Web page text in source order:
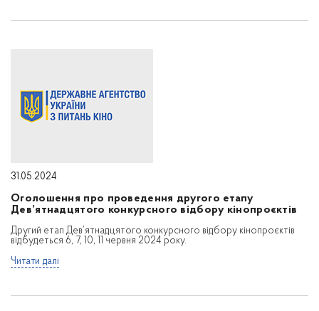
31.05.2024
Оголошення про проведення другого етапу
Дев’ятнадцятого конкурсного відбору кінопроєктів
Другий етап Дев’ятнадцятого конкурсного відбору кінопроєктів
відбудеться 6, 7, 10, 11 червня 2024 року.
Читати далі